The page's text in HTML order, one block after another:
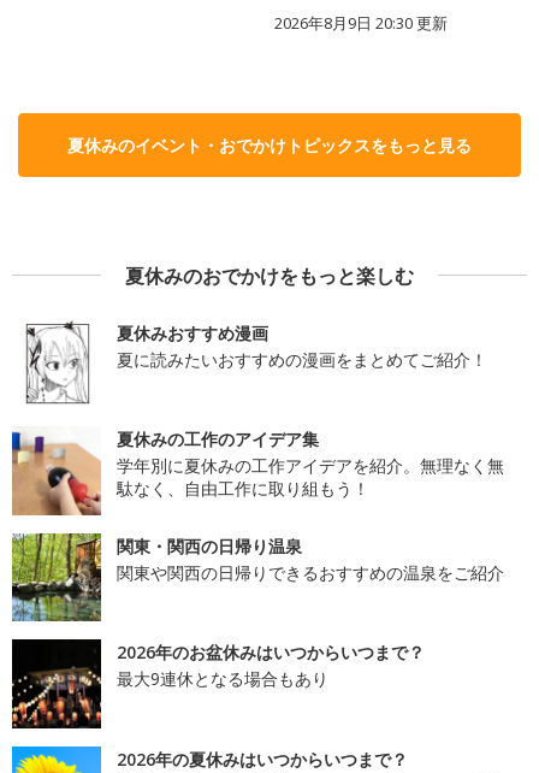
2026年8月9日 20:30更新
夏休みのイベント・おでかけトピックスをもっと見る
夏休みのおでかけをもっと楽しむ
夏休みおすすめ漫画
夏に読みたいおすすめの漫画をまとめてご紹介！
夏休みの工作のアイデア集
学年別に夏休みの工作アイデアを紹介。無理なく無
駄なく、自由工作に取り組もう！
関東・関西の日帰り温泉
関東や関西の日帰りできるおすすめの温泉をご紹介
2026年のお盆休みはいつからいつまで？
最大9連休となる場合もあり
2026年の夏休みはいつからいつまで？